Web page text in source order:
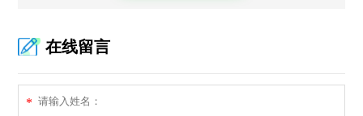
在线留言
*